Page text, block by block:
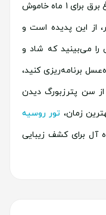
ها همچنان روشن می ماند، تیرهای چراغ برق برای 1 ماه خاموش
از این پدیده است و
می‌بینید که شاد و
برنامه‌ریزی کنید،
سن پترزبورگ دیدن
زمان، تور روسیه
آل برای کشف زیبایی